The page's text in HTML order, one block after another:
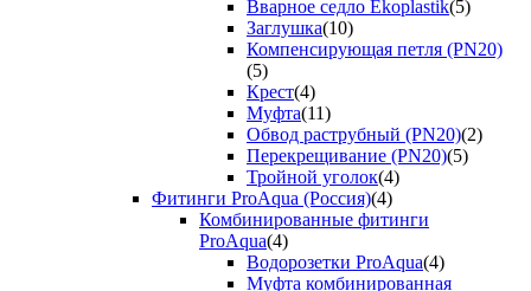
Вварное седло Ekoplastik(5)
Заглушка(10)
Компенсирующая петля (PN20)
(5)
Крест(4)
Муфта(11)
Обвод раструбный (PN20)(2)
Перекрещивание (PN20)(5)
Тройной уголок(4)
Фитинги ProAqua (Россия)(4)
Комбинированные фитинги
ProAqua(4)
Водорозетки ProAqua(4)
Муфта комбинированная